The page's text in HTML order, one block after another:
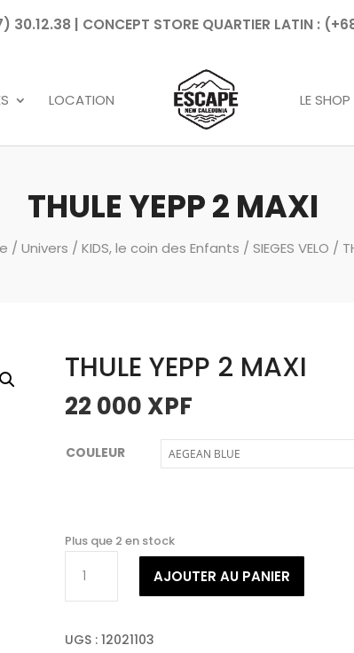
30.12.38 | CONCEPT STORE QUARTIER LATIN :
LOCATION LE SHOP
THULE YEPP 2 MAXI
/ Univers / KIDS, le coin des Enfants / SIEGES VELO /
THULE YEPP 2 MAXI
22 000 XPF
COULEUR
Plus que 2 en stock
THULE
2
AJOUTER AU PANIER
UGS : 12021103